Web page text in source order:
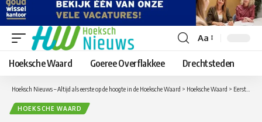
Lettergrootte
aanpassen
Aa
Hoeksche Waard Goeree Overflakkee Drechtsteden
Hoeksch Nieuws – Altijd als eerste op de hoogte in de Hoeksche Waard > Hoeksche Waard > Eerste flexwonencomplex in de Hoeksche Waard in het voormalige gemeentehuis van Numansdorp met ruimte voor ontmoeting
HOEKSCHE WAARD